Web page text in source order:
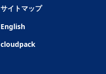
サイトマップ
English
cloudpack